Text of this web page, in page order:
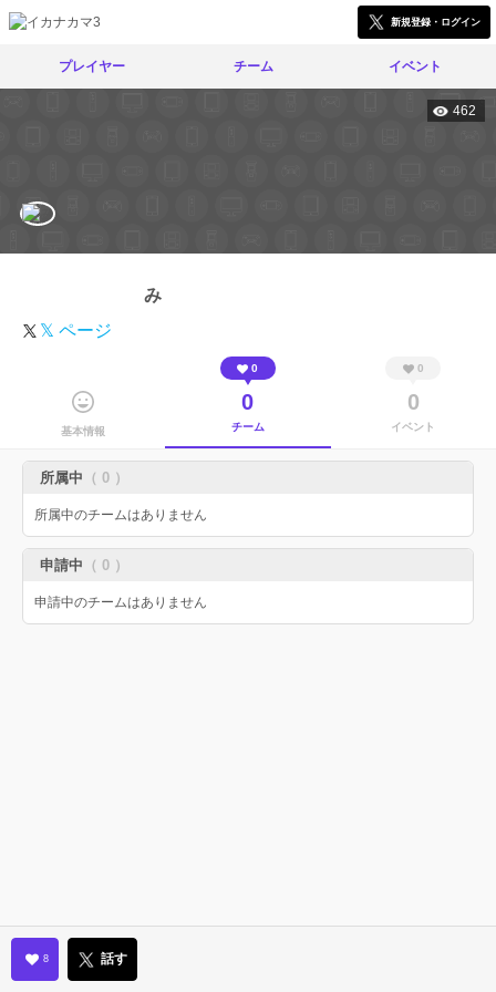
新規登録・ログイン
プレイヤー チーム イベント
462
み
𝕏 ページ
基本情報
0
0
チーム
0
0
イベント
所属中 （ 0 ）
所属中のチームはありません
申請中 （ 0 ）
申請中のチームはありません
8 話す